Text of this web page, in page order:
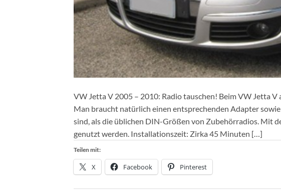
VW Jetta V 2005 – 2010: Radio tauschen! Beim VW Jetta
Man braucht natürlich einen entsprechenden Adapter
sind, als die üblichen DIN-Größen von Zubehörradios. Mit
genutzt werden. Installationszeit: Zirka 45 Minuten […]
Teilen mit:
X Facebook Pinterest